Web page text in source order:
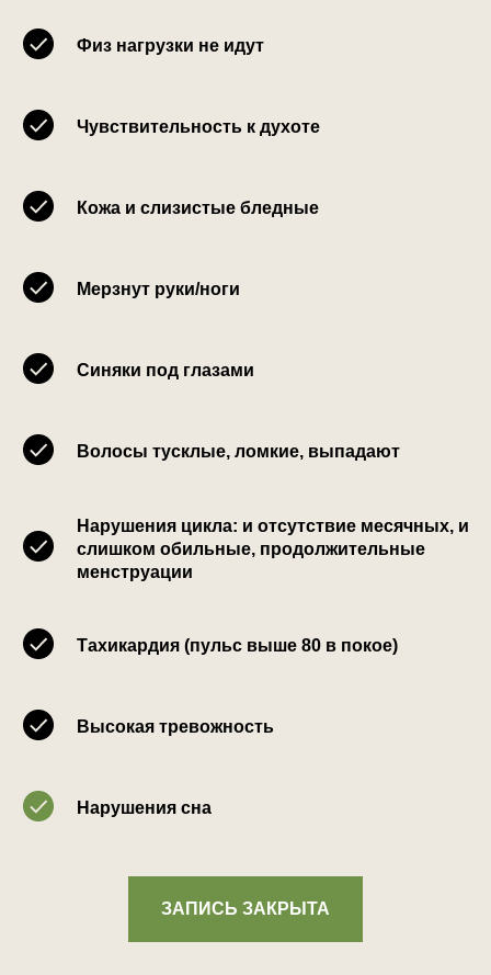
Физ нагрузки не идут
Чувствительность к духоте
Кожа и слизистые бледные
Мерзнут руки/ноги
Синяки под глазами
Волосы тусклые, ломкие, выпадают
Нарушения цикла: и отсутствие месячных, и
слишком обильные, продолжительные
менструации
Тахикардия (пульс выше 80 в покое)
Высокая тревожность
Нарушения сна
ЗАПИСЬ ЗАКРЫТА